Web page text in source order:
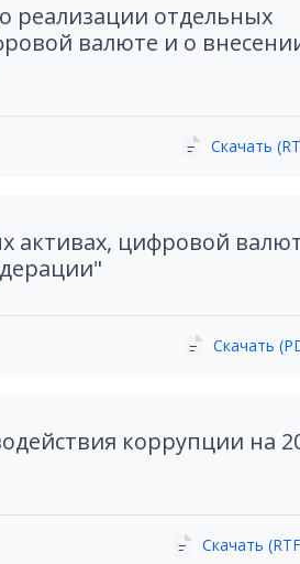
реализации отдельных
валюте и о
Скачать
активах, цифровой
Скачать
коррупции на
Скачать